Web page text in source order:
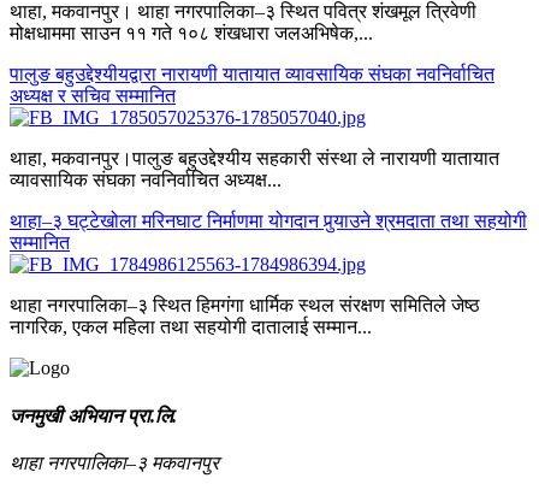
थाहा, मकवानपुर। थाहा नगरपालिका–३ स्थित पवित्र शंखमूल त्रिवेणी
मोक्षधाममा साउन ११ गते १०८ शंखधारा जलअभिषेक,...
पालुङ बहुउद्देश्यीयद्वारा नारायणी यातायात व्यावसायिक संघका नवनिर्वाचित
अध्यक्ष र सचिव सम्मानित
थाहा, मकवानपुर।पालुङ बहुउद्देश्यीय सहकारी संस्था ले नारायणी यातायात
व्यावसायिक संघका नवनिर्वाचित अध्यक्ष...
थाहा–३ घट्टेखोला मरिनघाट निर्माणमा योगदान पुर्‍याउने श्रमदाता तथा सहयोगी
सम्मानित
थाहा नगरपालिका–३ स्थित हिमगंगा धार्मिक स्थल संरक्षण समितिले जेष्ठ
नागरिक, एकल महिला तथा सहयोगी दातालाई सम्मान...
जनमुखी अभियान प्रा.लि.
थाहा नगरपालिका–३ मकवानपुर